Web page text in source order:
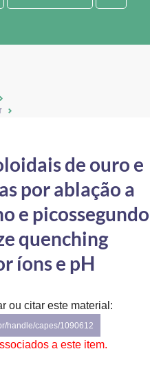
Humanos
de ouro e
por ablação a
e picossegundo
quenching
íons e pH
ou citar este material:
handle/capes/1090612
a este item.